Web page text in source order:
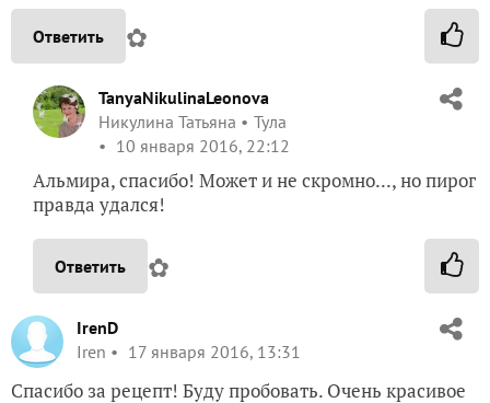
Ответить ✿
TanyaNikulinaLeonova
Никулина Татьяна
Тула
10 января 2016, 22:12
Альмира, спасибо! Может и не скромно..., но пирог
правда удался!
Ответить ✿
IrenD
Iren
17 января 2016, 13:31
Спасибо за рецепт! Буду пробовать. Очень красивое